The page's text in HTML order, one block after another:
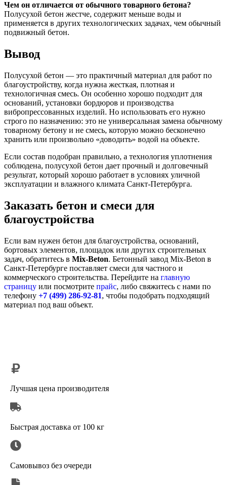
Чем он отличается от обычного товарного бетона?
Полусухой бетон жестче, содержит меньше воды и
применяется в других технологических задачах, чем обычный
подвижный бетон.
Вывод
Полусухой бетон — это практичный материал для работ по
благоустройству, когда нужна жесткая, плотная и
технологичная смесь. Он особенно хорошо подходит для
оснований, установки бордюров и производства
вибропрессованных изделий. Но использовать его нужно
строго по назначению: это не универсальная замена обычному
товарному бетону и не смесь, которую можно бесконечно
хранить или произвольно «доводить» водой на объекте.
Если состав подобран правильно, а технология уплотнения
соблюдена, полусухой бетон дает прочный и долговечный
результат, который хорошо работает в условиях уличной
эксплуатации и влажного климата Санкт-Петербурга.
Заказать бетон и смеси для
благоустройства
Если вам нужен бетон для благоустройства, оснований,
бортовых элементов, площадок или других строительных
задач, обратитесь в Mix-Beton. Бетонный завод Mix-Beton в
Санкт-Петербурге поставляет смеси для частного и
коммерческого строительства. Перейдите на главную
страницу или посмотрите прайс, либо свяжитесь с нами по
телефону +7 (499) 286-92-81, чтобы подобрать подходящий
материал под ваш объект.
Лучшая цена производителя
Быстрая доставка от 100 кг
Самовывоз без очереди